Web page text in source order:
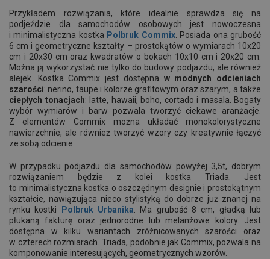
Przykładem rozwiązania, które idealnie sprawdza się na
podjeździe dla samochodów osobowych jest nowoczesna
i minimalistyczna kostka Polbruk Commix. Posiada ona grubość
6 cm i geometryczne kształty – prostokątów o wymiarach 10x20
cm i 20x30 cm oraz kwadratów o bokach 10x10 cm i 20x20 cm.
Można ją wykorzystać nie tylko do budowy podjazdu, ale również
alejek. Kostka Commix jest dostępna w modnych odcieniach
szarości: nerino, taupe i kolorze grafitowym oraz szarym, a także
ciepłych tonacjach: latte, hawaii, boho, cortado i masala. Bogaty
wybór wymiarów i barw pozwala tworzyć ciekawe aranżacje.
Z elementów Commix można układać monokolorystyczne
nawierzchnie, ale również tworzyć wzory czy kreatywnie łączyć
ze sobą odcienie.
W przypadku podjazdu dla samochodów powyżej 3,5t, dobrym
rozwiązaniem będzie z kolei kostka Triada. Jest
to minimalistyczna kostka o oszczędnym designie i prostokątnym
kształcie, nawiązująca nieco stylistyką do dobrze już znanej na
rynku kostki
Polbruk Urbanika . Ma grubość 8 cm, gładką lub
płukaną fakturę oraz jednorodne lub melanżowe kolory. Jest
dostępna w kilku wariantach zróżnicowanych szarości oraz
w czterech rozmiarach. Triada, podobnie jak Commix, pozwala na
komponowanie interesujących, geometrycznych wzorów.